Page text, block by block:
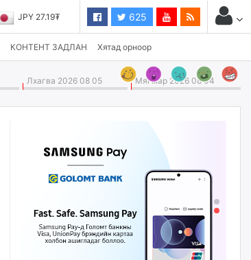
JPY 27.19₮ 625
КОНТЕНТ ЗАДЛАН Хятад орноор
Лхагва 2026 08 05 Мягмар 2026 08 04